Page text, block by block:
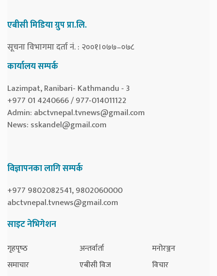
एबीसी मिडिया ग्रुप प्रा.लि.
सूचना विभागमा दर्ता नं. : २००१।०७७–०७८
कार्यालय सम्पर्क
Lazimpat, Ranibari- Kathmandu - 3
+977 01 4240666 / 977-014011122
Admin: abctvnepal.tvnews@gmail.com
News: sskandel@gmail.com
विज्ञापनका लागि सम्पर्क
+977 9802082541, 9802060000
abctvnepal.tvnews@gmail.com
साइट नेभिगेशन
गृहपृष्‍ठ
समाचार
अन्तर्वार्ता
एबीसी विज
मनोरञ्जन
विचार